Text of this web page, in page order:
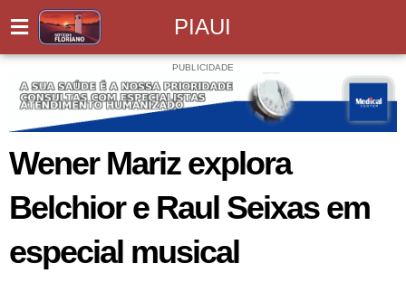
PIAUI
PUBLICIDADE
Wener Mariz explora
Belchior e Raul Seixas em
especial musical